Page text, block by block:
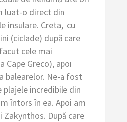
luat-o direct din
insulare. Creta, cu
(ciclade) după care
cele mai
Cape Greco), apoi
balearelor. Ne-a fost
plajele incredibile din
întors în ea. Apoi am
Zakynthos. După care